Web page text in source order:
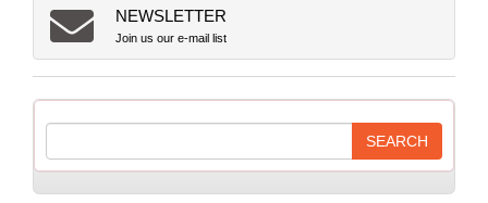
NEWSLETTER
Join us our e-mail list